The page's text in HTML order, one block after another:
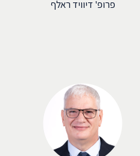
פרופ' דיוויד ראלף